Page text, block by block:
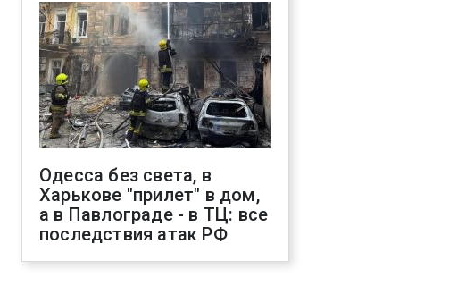
Одесса без света, в
Харькове "прилет" в дом,
а в Павлограде - в ТЦ: все
последствия атак РФ